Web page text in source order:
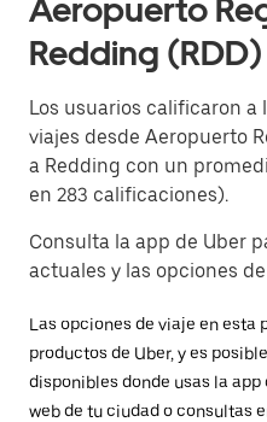
Aeropuerto
Redding
Los usuarios calificaron a
viajes desde Aeropuerto
a Redding con un
en 283 calificaciones).
Consulta la app de Uber
actuales y las opciones
Las opciones de viaje en esta
productos de Uber, y es
disponibles donde usas la app
web de tu ciudad o consultas